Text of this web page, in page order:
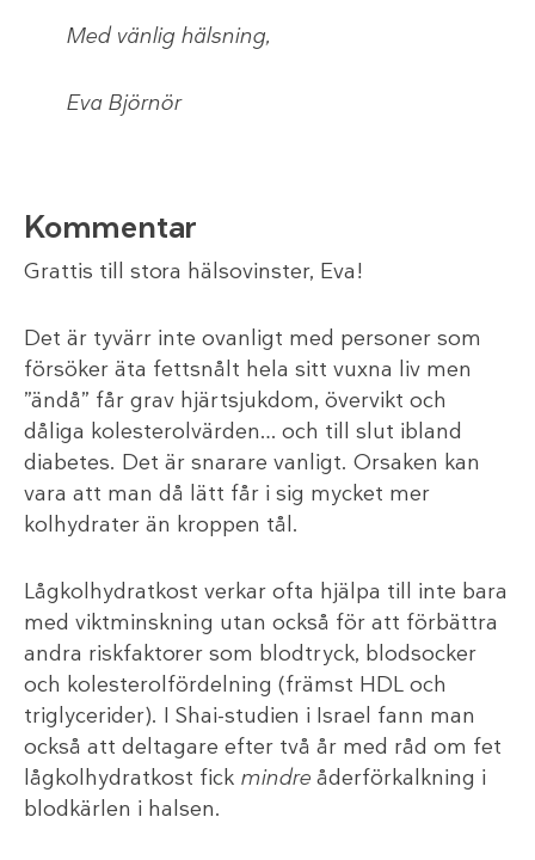
Med vänlig hälsning,
Eva Björnör
Kommentar
Grattis till stora hälsovinster, Eva!
Det är tyvärr inte ovanligt med personer som
försöker äta fettsnålt hela sitt vuxna liv men
”ändå” får grav hjärtsjukdom, övervikt och
dåliga kolesterolvärden… och till slut ibland
diabetes. Det är snarare vanligt. Orsaken kan
vara att man då lätt får i sig mycket mer
kolhydrater än kroppen tål.
Lågkolhydratkost verkar ofta hjälpa till inte bara
med viktminskning utan också för att förbättra
andra riskfaktorer som blodtryck, blodsocker
och kolesterolfördelning (främst HDL och
triglycerider). I Shai-studien i Israel fann man
också att deltagare efter två år med råd om fet
lågkolhydratkost fick mindre åderförkalkning i
blodkärlen i halsen.